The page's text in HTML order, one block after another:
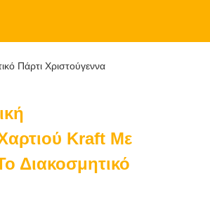
Πάρτι Χριστούγεννα
Kraft Με
Διακοσμητικό